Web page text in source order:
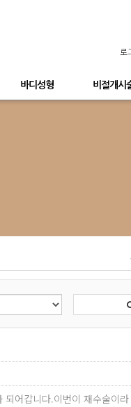
로
바디성형 비절개시
되어갑니다.이번이 재수술이